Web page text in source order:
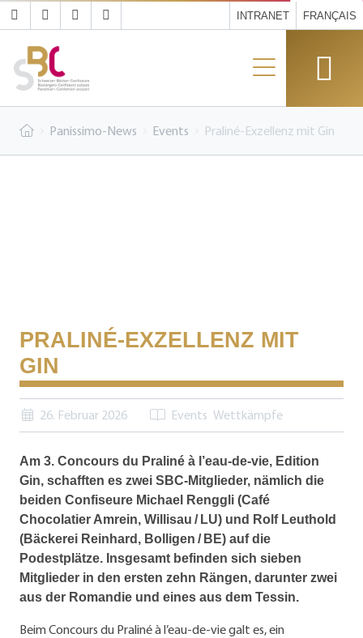
INTRANET FRANÇAIS
Panissimo-News Events Praliné-Exzellenz mit Gin
PRALINÉ-EXZELLENZ MIT
GIN
26. Februar 2026 Events Wettkämpfe
Am 3. Concours du Praliné à l’eau-de-vie, Edition
Gin, schafften es zwei SBC-Mitglieder, nämlich die
beiden Confiseure Michael Renggli (Café
Chocolatier Amrein, Willisau / LU) und Rolf Leuthold
(Bäckerei Reinhard, Bolligen / BE) auf die
Podestplätze. Insgesamt befinden sich sieben
Mitglieder in den ersten zehn Rängen, darunter zwei
aus der Romandie und eines aus dem Tessin.
Beim Concours du Praliné à l’eau-de-vie galt es, ein